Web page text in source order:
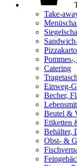
Take-
Pommes-
Catering
Einweg-
Becher,
Beutel &
Etiketten
Behälter,
Obst- &